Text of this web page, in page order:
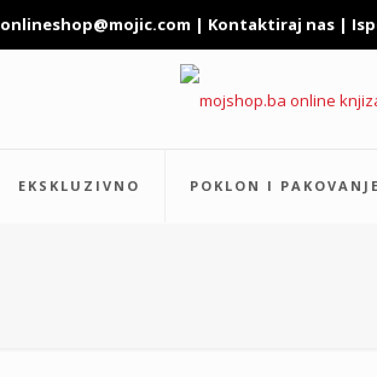
onlineshop@mojic.com | Kontaktiraj nas |
EKSKLUZIVNO POKLON I PAKOVANJE